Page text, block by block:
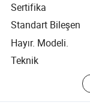
Sertifika
Standart Bileşen
Hayır. Modeli.
Teknik